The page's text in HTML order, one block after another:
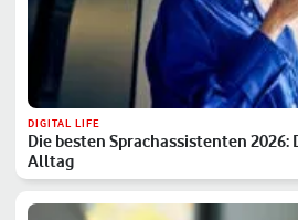
DIGITAL LIFE
Die besten Sprachassistenten 2026:
Alltag